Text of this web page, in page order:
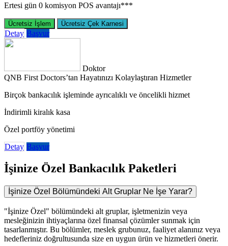
Ertesi gün 0 komisyon POS avantajı***
Ücretsiz İşlem Ücretsiz Çek Karnesi
Detay Başvur
Doktor
QNB First Doctors’tan Hayatınızı Kolaylaştıran Hizmetler
Birçok bankacılık işleminde ayrıcalıklı ve öncelikli hizmet
İndirimli kiralık kasa
Özel portföy yönetimi
Detay Başvur
İşinize Özel Bankacılık Paketleri
İşinize Özel Bölümündeki Alt Gruplar Ne İşe Yarar?
"İşinize Özel" bölümündeki alt gruplar, işletmenizin veya
mesleğinizin ihtiyaçlarına özel finansal çözümler sunmak için
tasarlanmıştır. Bu bölümler, meslek grubunuz, faaliyet alanınız veya
hedefleriniz doğrultusunda size en uygun ürün ve hizmetleri önerir.